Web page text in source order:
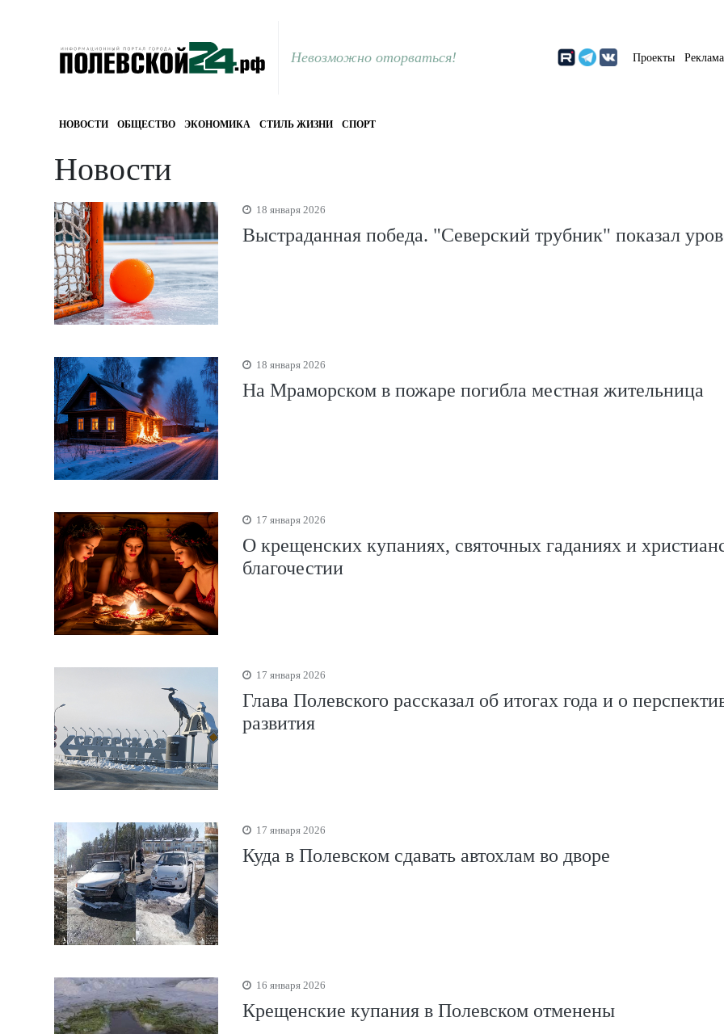
Невозможно оторваться! Проекты Реклама
НОВОСТИ ОБЩЕСТВО ЭКОНОМИКА СТИЛЬ ЖИЗНИ СПОРТ
Новости
18 января 2026
Выстраданная победа. "Северский трубник" показал
18 января 2026
На Мраморском в пожаре погибла местная жительница
17 января 2026
О крещенских купаниях, святочных гаданиях и
благочестии
17 января 2026
Глава Полевского рассказал об итогах года и о
развития
17 января 2026
Куда в Полевском сдавать автохлам во дворе
16 января 2026
Крещенские купания в Полевском отменены